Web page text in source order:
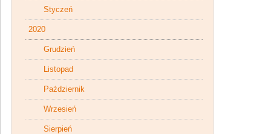
Styczeń
2020
Grudzień
Listopad
Październik
Wrzesień
Sierpień